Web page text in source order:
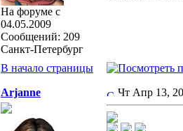
На форуме с
04.05.2009
Сообщений: 209
Санкт-Петербург
В начало страницы
Arjanne Чт Апр 13,